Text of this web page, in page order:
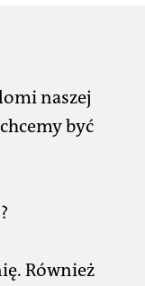
naszej
być
Również